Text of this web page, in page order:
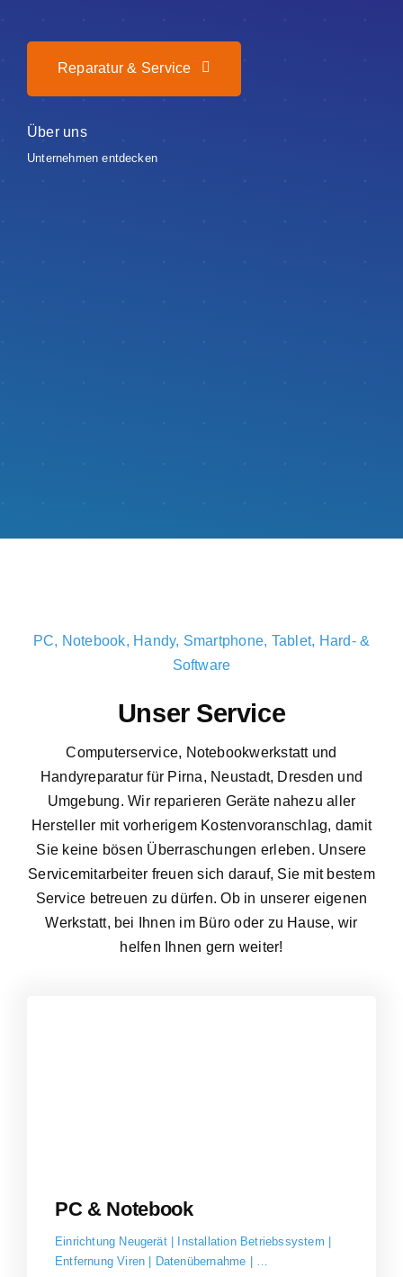
Reparatur & Service
Über uns
Unternehmen entdecken
PC, Notebook, Handy, Smartphone, Tablet, Hard- &
Software
Unser Service
Computerservice, Notebookwerkstatt und
Handyreparatur für Pirna, Neustadt, Dresden und
Umgebung. Wir reparieren Geräte nahezu aller
Hersteller mit vorherigem Kostenvoranschlag, damit
Sie keine bösen Überraschungen erleben. Unsere
Servicemitarbeiter freuen sich darauf, Sie mit bestem
Service betreuen zu dürfen. Ob in unserer eigenen
Werkstatt, bei Ihnen im Büro oder zu Hause, wir
helfen Ihnen gern weiter!
PC & Notebook
Einrichtung Neugerät | Installation Betriebssystem |
Entfernung Viren | Datenübernahme | …